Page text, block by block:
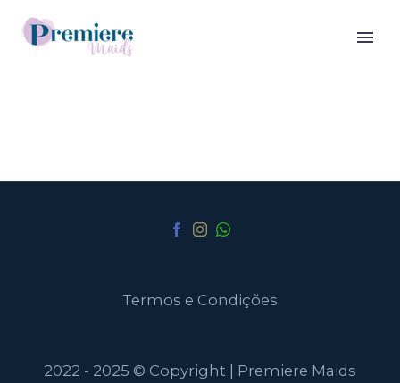
Termos e Condições
2022 - 2025 © Copyright | Premiere Maids